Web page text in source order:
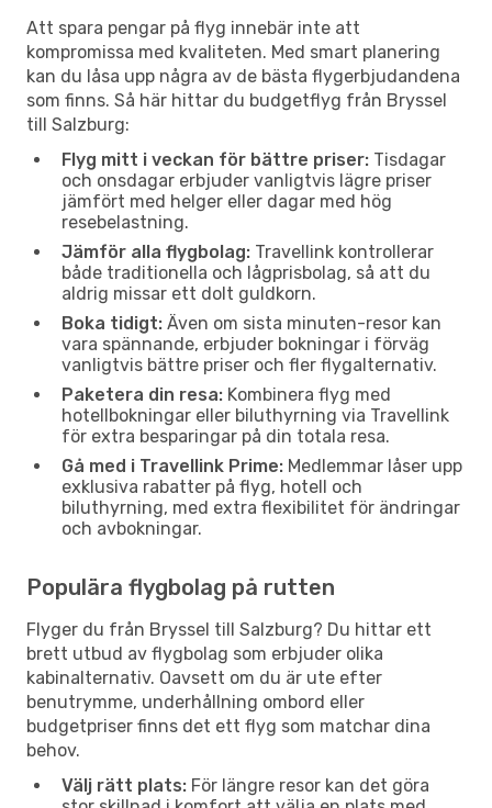
Att spara pengar på flyg innebär inte att
kompromissa med kvaliteten. Med smart planering
kan du låsa upp några av de bästa flygerbjudandena
som finns. Så här hittar du budgetflyg från Bryssel
till Salzburg:
Flyg mitt i veckan för bättre priser: Tisdagar
och onsdagar erbjuder vanligtvis lägre priser
jämfört med helger eller dagar med hög
resebelastning.
Jämför alla flygbolag: Travellink kontrollerar
både traditionella och lågprisbolag, så att du
aldrig missar ett dolt guldkorn.
Boka tidigt: Även om sista minuten-resor kan
vara spännande, erbjuder bokningar i förväg
vanligtvis bättre priser och fler flygalternativ.
Paketera din resa: Kombinera flyg med
hotellbokningar eller biluthyrning via Travellink
för extra besparingar på din totala resa.
Gå med i Travellink Prime: Medlemmar låser upp
exklusiva rabatter på flyg, hotell och
biluthyrning, med extra flexibilitet för ändringar
och avbokningar.
Populära flygbolag på rutten
Flyger du från Bryssel till Salzburg? Du hittar ett
brett utbud av flygbolag som erbjuder olika
kabinalternativ. Oavsett om du är ute efter
benutrymme, underhållning ombord eller
budgetpriser finns det ett flyg som matchar dina
behov.
Välj rätt plats: För längre resor kan det göra